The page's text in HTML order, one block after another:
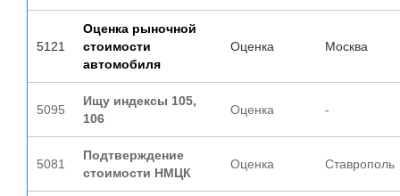
5121
Оценка рыночной
стоимости
автомобиля
Оценка Москва
5095
Ищу индексы 105,
106
Оценка -
5081
Подтверждение
стоимости НМЦК
Оценка Ставрополь